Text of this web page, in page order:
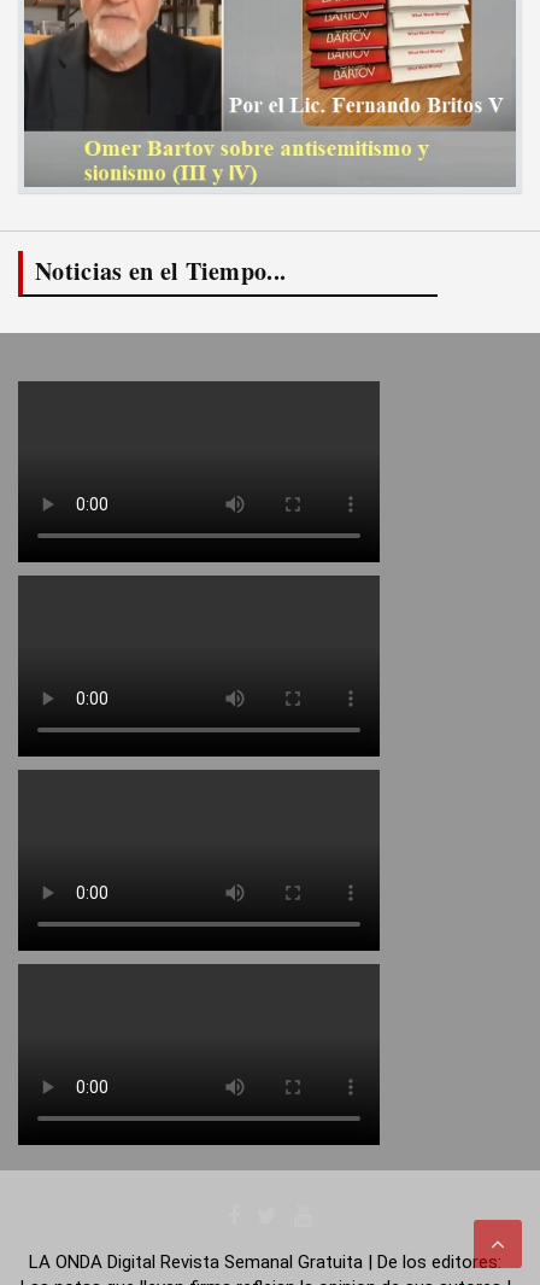
Noticias en el Tiempo...
LA ONDA Digital Revista Semanal Gratuita | De los editores: